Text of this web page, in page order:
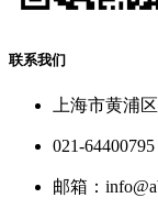
联系我们
上海市黄浦
021-64400795
邮箱：